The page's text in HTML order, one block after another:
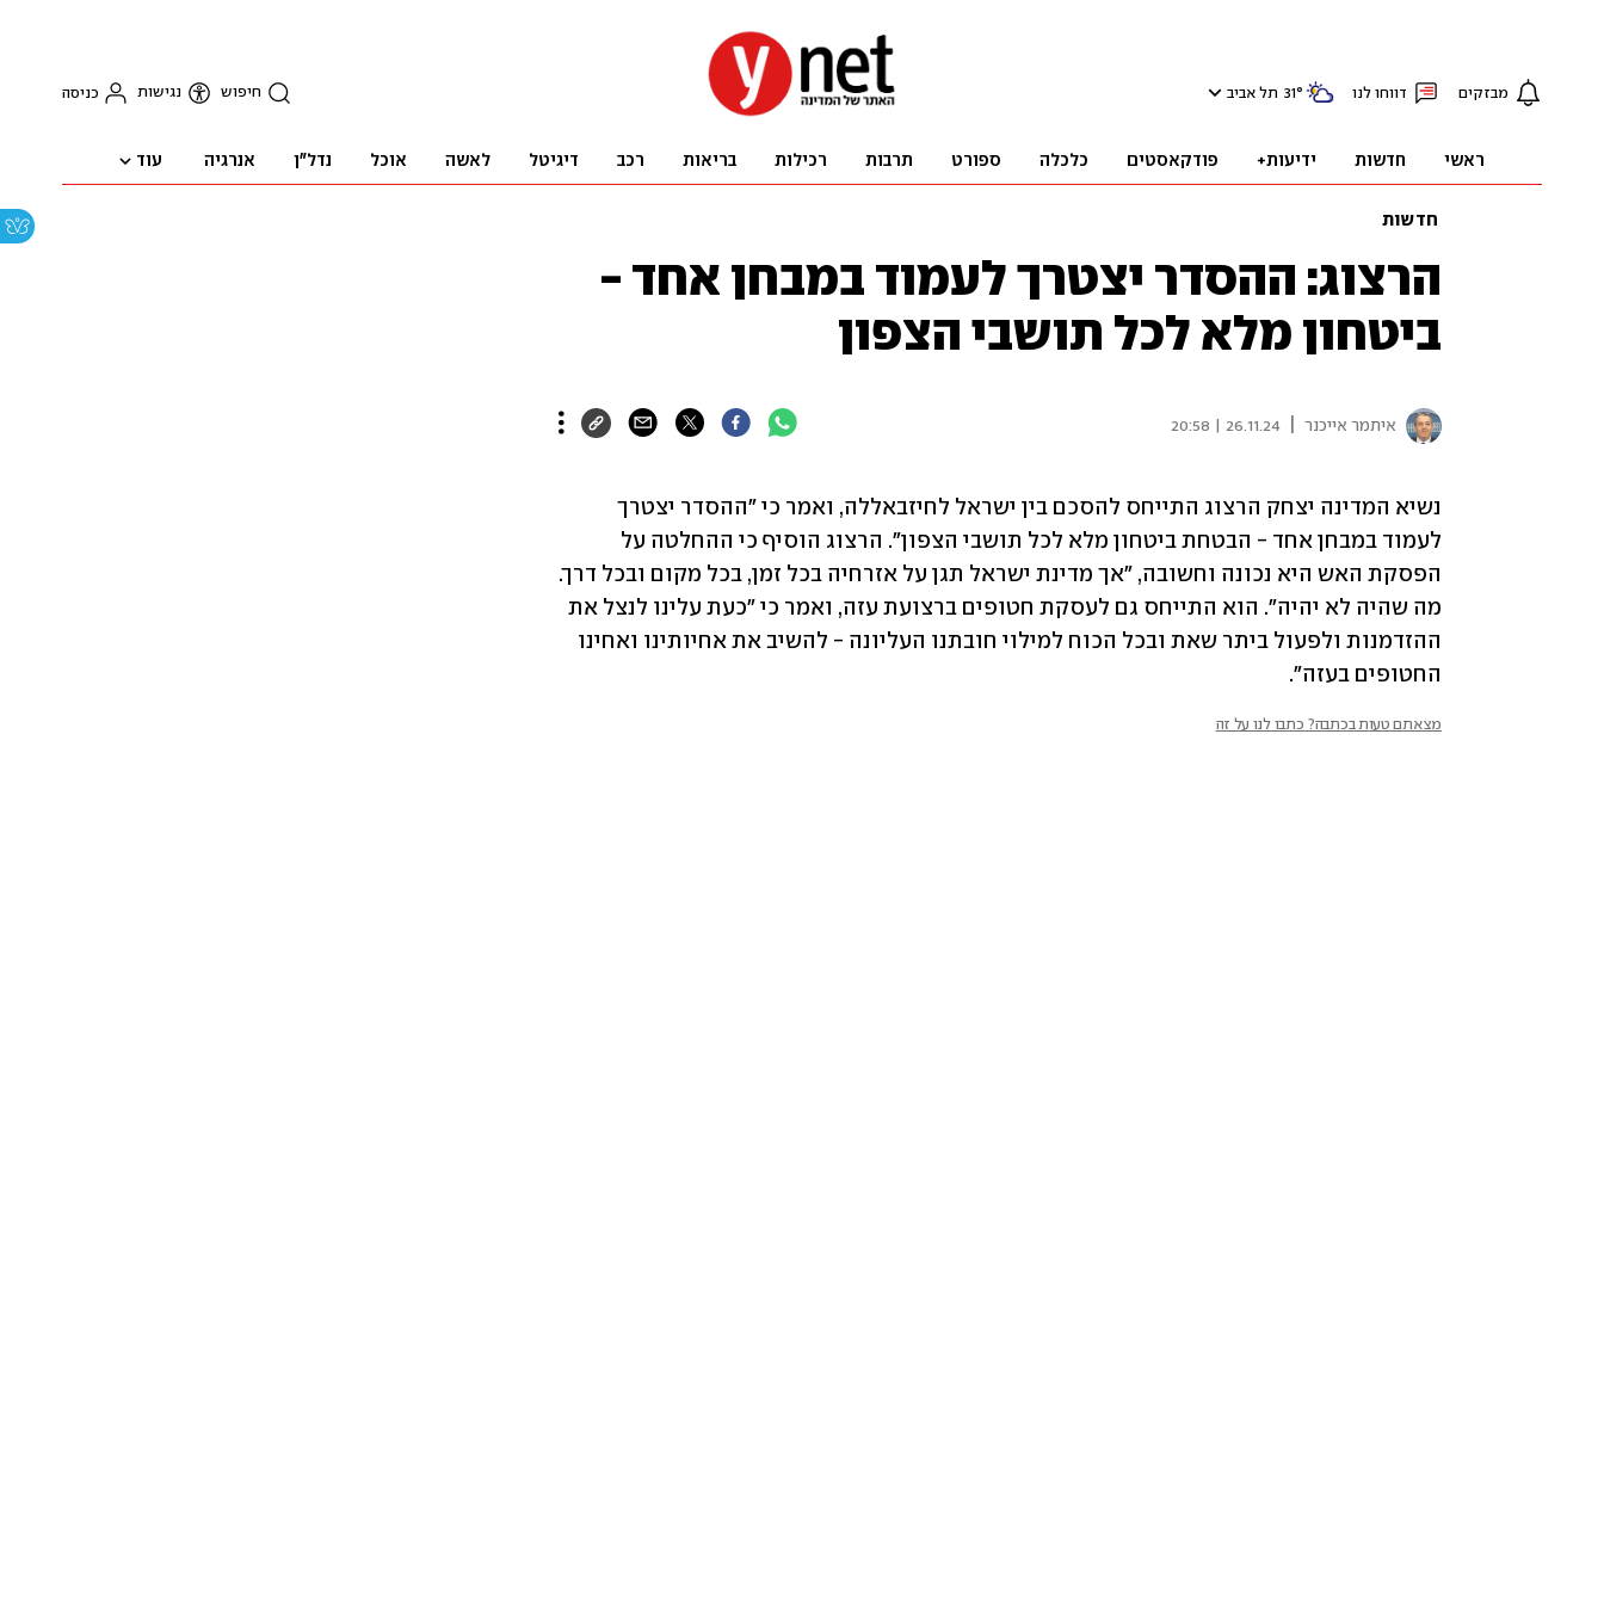
מבזקים דווחו לנו 31° תל אביב חיפוש נגישות כניסה
ראשי חדשות ידיעות+ פודקאסטים כלכלה ספורט תרבות רכילות בריאות רכב דיגיטל לאשה אוכל נדל"ן אנרגיה עוד
חדשות
הרצוג: ההסדר יצטרך לעמוד במבחן אחד -
ביטחון מלא לכל תושבי הצפון
איתמר אייכנר 26.11.24 | 20:58
החטופים בעזה".
מצאתם טעות בכתבה? כתבו לנו על זה